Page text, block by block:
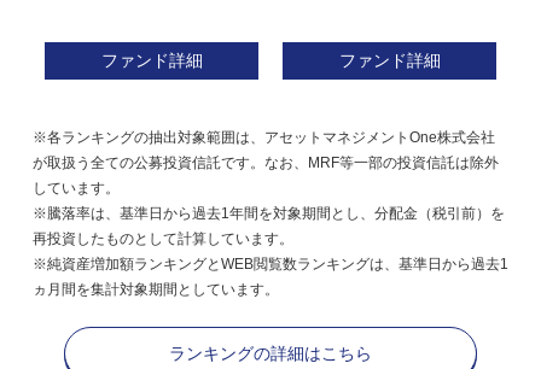
ファンド詳細 ファンド詳細
※各ランキングの抽出対象範囲は、アセットマネジメントOne株式会社
が取扱う全ての公募投資信託です。なお、MRF等一部の投資信託は除外
しています。
※騰落率は、基準日から過去1年間を対象期間とし、分配金（税引前）を
再投資したものとして計算しています。
※純資産増加額ランキングとWEB閲覧数ランキングは、基準日から過去1
ヵ月間を集計対象期間としています。
ランキングの詳細はこちら